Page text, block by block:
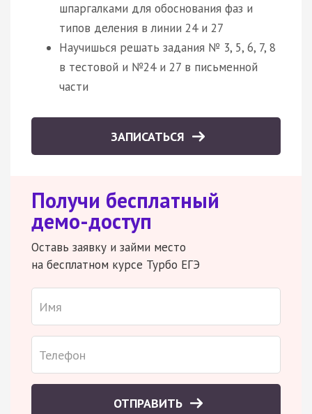
шпаргалками для обоснования фаз и
типов деления в линии 24 и 27
Научишься решать задания № 3, 5, 6, 7, 8
в тестовой и №24 и 27 в письменной
части
ЗАПИСАТЬСЯ
Получи бесплатный
демо-доступ
Оставь заявку и займи место
на бесплатном курсе Турбо ЕГЭ
ОТПРАВИТЬ